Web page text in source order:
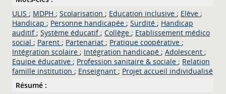
ULIS ; MDPH ; Scolarisation ; Education inclusive ; Elève ;
Handicap ; Personne handicapée ; Surdité ; Handicap
auditif ; Système éducatif ; Collège ; Etablissement médico
social ; Parent ; Partenariat ; Pratique coopérative ;
Intégration scolaire ; Intégration handicapé ; Adolescent ;
Equipe éducative ; Profession sanitaire & sociale ; Relation
famille institution ; Enseignant ; Projet accueil individualisé
Résumé :